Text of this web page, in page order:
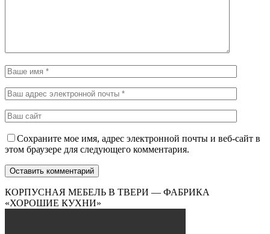
Сохраните мое имя, адрес электронной почты и веб-сайт в
этом браузере для следующего комментария.
КОРПУСНАЯ МЕБЕЛЬ В ТВЕРИ — ФАБРИКА
«ХОРОШИЕ КУХНИ»